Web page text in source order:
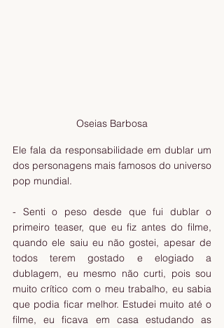
Oseias Barbosa
Ele fala da responsabilidade em dublar um
dos personagens mais famosos do universo
pop mundial.
- Senti o peso desde que fui dublar o
primeiro teaser, que eu fiz antes do filme,
quando ele saiu eu não gostei, apesar de
todos terem gostado e elogiado a
dublagem, eu mesmo não curti, pois sou
muito crítico com o meu trabalho, eu sabia
que podia ficar melhor. Estudei muito até o
filme, eu ficava em casa estudando as